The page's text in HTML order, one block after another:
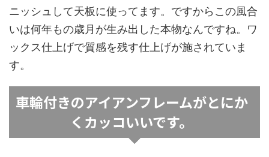
ニッシュして天板に使ってます。ですからこの風合
いは何年もの歳月が生み出した本物なんですね。ワ
ックス仕上げで質感を残す仕上げが施されていま
す。
車輪付きのアイアンフレームがとにか
くカッコいいです。